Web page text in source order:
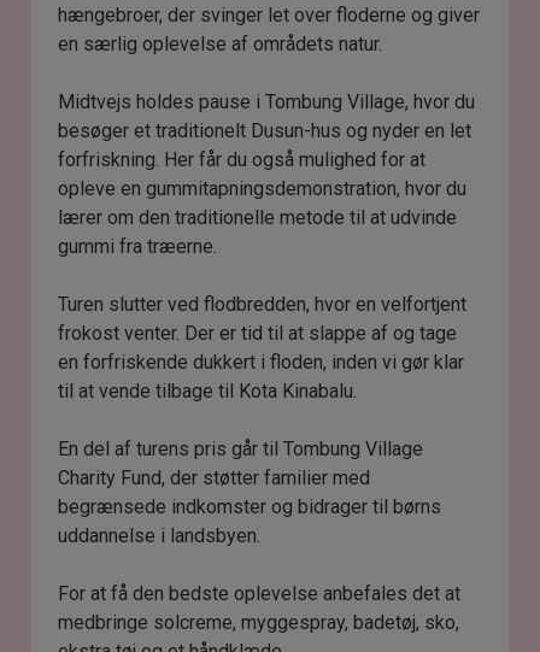
hængebroer, der svinger let over floderne og giver
en særlig oplevelse af områdets natur.
Midtvejs holdes pause i Tombung Village, hvor du
besøger et traditionelt Dusun-hus og nyder en let
forfriskning. Her får du også mulighed for at
opleve en gummitapningsdemonstration, hvor du
lærer om den traditionelle metode til at udvinde
gummi fra træerne.
Turen slutter ved flodbredden, hvor en velfortjent
frokost venter. Der er tid til at slappe af og tage
en forfriskende dukkert i floden, inden vi gør klar
til at vende tilbage til Kota Kinabalu.
En del af turens pris går til Tombung Village
Charity Fund, der støtter familier med
begrænsede indkomster og bidrager til børns
uddannelse i landsbyen.
For at få den bedste oplevelse anbefales det at
medbringe solcreme, myggespray, badetøj, sko,